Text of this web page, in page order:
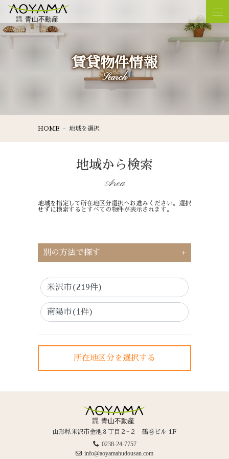
賃貸物件情報
Search
HOME 地域を選択
地域から検索
Area
地域を指定して所在地区分選択へお進みください。選択
せずに検索するとすべての物件が表示されます。
別の方法で探す
米沢市(219件)
南陽市(1件)
所在地区分を選択する
山形県米沢市金池８丁目２−２
鶴巻ビル 1F
0238-24-7757
info@aoyamahudousan.com